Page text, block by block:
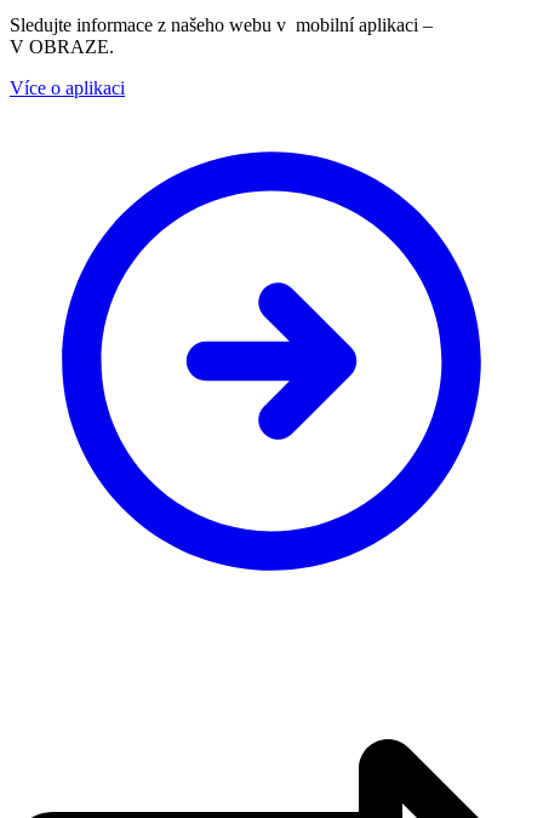
Sledujte informace z našeho webu v mobilní aplikaci –
V OBRAZE.
Více o aplikaci